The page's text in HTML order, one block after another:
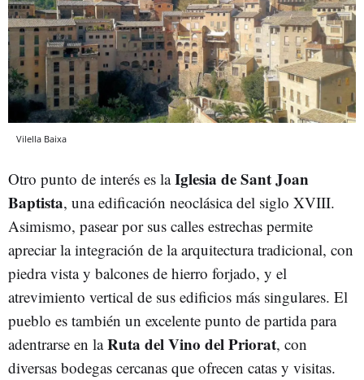
Vilella Baixa
Otro punto de interés es laIglesia de Sant Joan
Baptista, una edificación neoclásica del siglo XVIII.
Asimismo, pasear por sus calles estrechas permite
apreciar la integración de la arquitectura tradicional, con
piedra vista y balcones de hierro forjado, y el
atrevimiento vertical de sus edificios más singulares. El
pueblo es también un excelente punto de partida para
adentrarse en laRuta del Vino del Priorat, con
diversas bodegas cercanas que ofrecen catas y visitas.